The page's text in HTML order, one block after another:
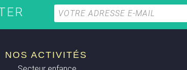
NOS ACTIVITÉS